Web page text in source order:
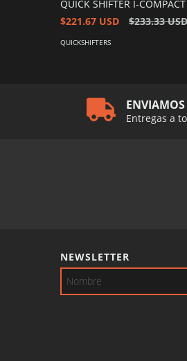
QUICK SHIFTER I-COMPACT
$221.67 USD
$233.33 USD
QUICKSHIFTERS
Entregas a
NEWSLETTER